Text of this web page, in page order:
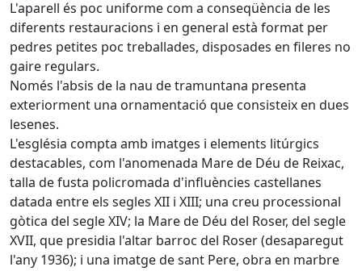
L'aparell és poc uniforme com a conseqüència de les
diferents restauracions i en general està format per
pedres petites poc treballades, disposades en fileres no
gaire regulars.
Només l'absis de la nau de tramuntana presenta
exteriorment una ornamentació que consisteix en dues
lesenes.
L'església compta amb imatges i elements litúrgics
destacables, com l'anomenada Mare de Déu de Reixac,
talla de fusta policromada d'influències castellanes
datada entre els segles XII i XIII; una creu processional
gòtica del segle XIV; la Mare de Déu del Roser, del segle
XVII, que presidia l'altar barroc del Roser (desaparegut
l'any 1936); i una imatge de sant Pere, obra en marbre